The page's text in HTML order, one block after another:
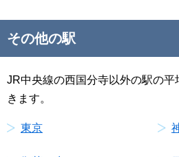
その他の駅
JR中央線の西国分寺以外の駅の
きます。
東京